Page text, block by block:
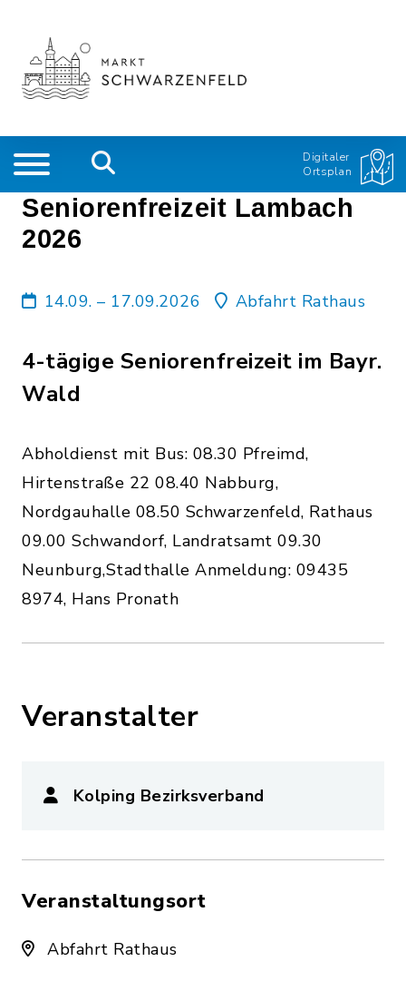
Digitaler
Ortsplan
Seniorenfreizeit Lambach
2026
14.09. – 17.09.2026 Abfahrt Rathaus
4-tägige Seniorenfreizeit im Bayr.
Wald
Abholdienst mit Bus: 08.30 Pfreimd,
Hirtenstraße 22 08.40 Nabburg,
Nordgauhalle 08.50 Schwarzenfeld, Rathaus
09.00 Schwandorf, Landratsamt 09.30
Neunburg,Stadthalle Anmeldung: 09435
8974, Hans Pronath
Veranstalter
Kolping Bezirksverband
Veranstaltungsort
Abfahrt Rathaus